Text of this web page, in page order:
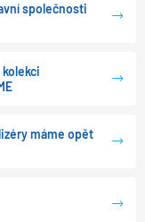
společnosti
máme opět